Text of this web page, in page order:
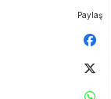
Paylaş